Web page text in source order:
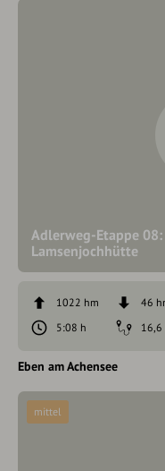
Adlerweg-Etappe
Lamsenjochhütte
1022 hm
46
5:08 h
16,6
Eben am Achensee
mittel